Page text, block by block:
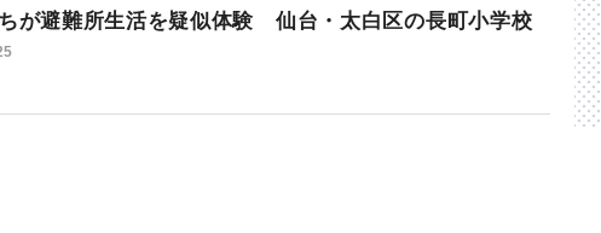
が避難所生活を疑似体験 仙台・太白区の長町小学校